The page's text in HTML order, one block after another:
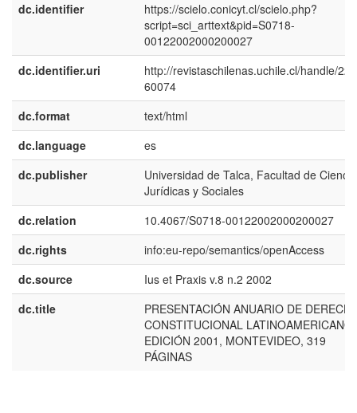
dc.identifier
https://scielo.conicyt.cl/scielo.php?
script=sci_arttext&pid=S0718-
00122002000200027
dc.identifier.uri
http://revistaschilenas.uchile.cl/handle/
60074
dc.format
text/html
dc.language
es
dc.publisher
Universidad de Talca, Facultad de
Jurídicas y Sociales
dc.relation
10.4067/S0718-00122002000200027
dc.rights
info:eu-repo/semantics/openAccess
dc.source
Ius et Praxis v.8 n.2 2002
dc.title
PRESENTACIÓN ANUARIO DE
CONSTITUCIONAL LATINOAMERICANO,
EDICIÓN 2001, MONTEVIDEO, 319
PÁGINAS